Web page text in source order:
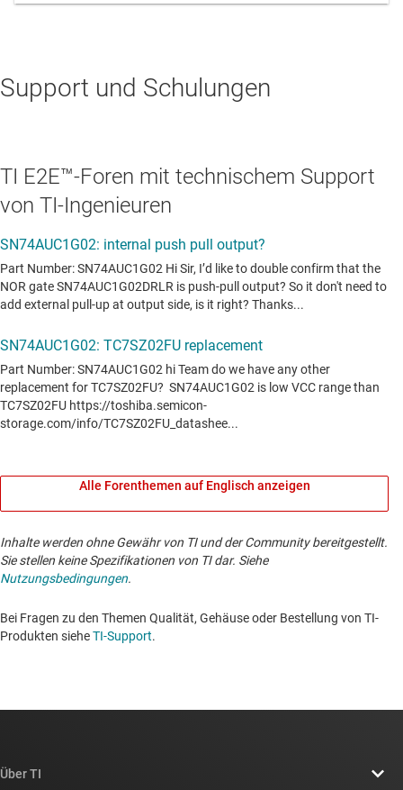
Support und Schulungen
TI E2E™-Foren mit technischem Support
von TI-Ingenieuren
Alle Forenthemen auf Englisch anzeigen
Inhalte werden ohne Gewähr von TI und der Community bereitgestellt.
Sie stellen keine Spezifikationen von TI dar. Siehe
Nutzungsbedingungen.
Bei Fragen zu den Themen Qualität, Gehäuse oder Bestellung von TI-
Produkten sieheTI-Support. ​​​​​​​​​​​​​​
Über TI